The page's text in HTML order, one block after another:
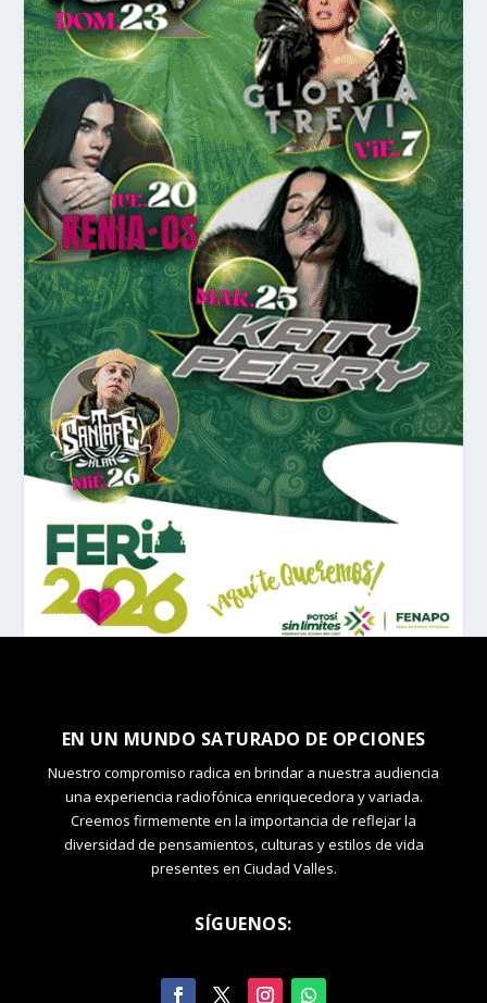
EN UN MUNDO SATURADO DE OPCIONES
Nuestro compromiso radica en brindar a nuestra audiencia
una experiencia radiofónica enriquecedora y variada.
Creemos firmemente en la importancia de reflejar la
diversidad de pensamientos, culturas y estilos de vida
presentes en Ciudad Valles.
SÍGUENOS: